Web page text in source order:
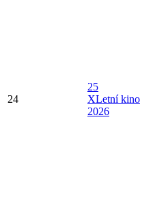
24
25
XLetní kino
2026